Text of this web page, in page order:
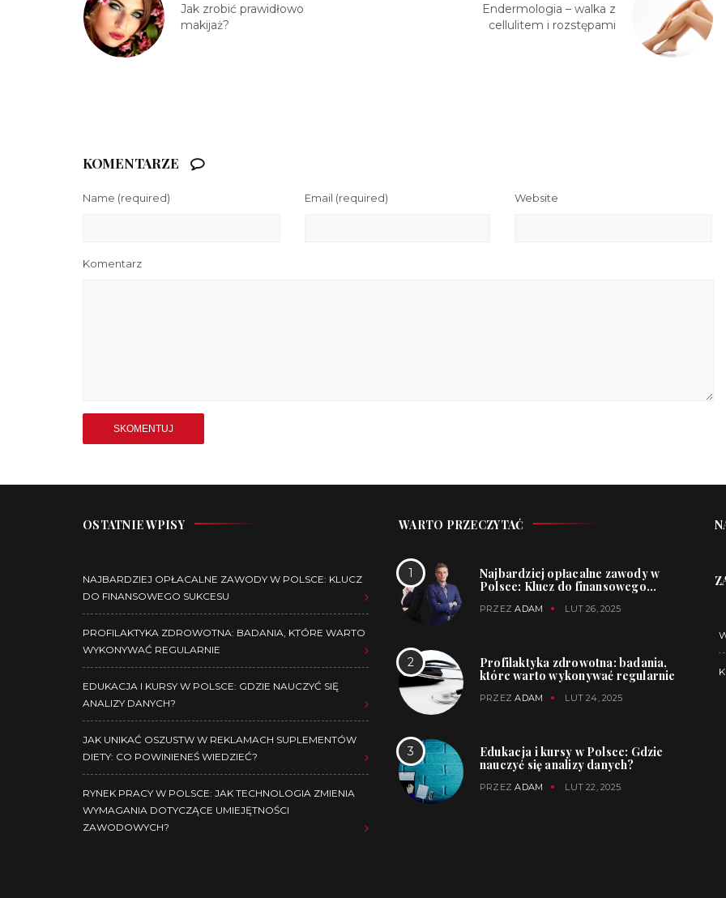
Jak zrobić prawidłowo
makijaż?
Endermologia – walka z
cellulitem i rozstępami
KOMENTARZE
Name (required) Email (required) Website
Komentarz
OSTATNIE WPISY
NAJBARDZIEJ OPŁACALNE ZAWODY W POLSCE: KLUCZ
DO FINANSOWEGO SUKCESU
PROFILAKTYKA ZDROWOTNA: BADANIA, KTÓRE WARTO
WYKONYWAĆ REGULARNIE
EDUKACJA I KURSY W POLSCE: GDZIE NAUCZYĆ SIĘ
ANALIZY DANYCH?
JAK UNIKAĆ OSZUSTW W REKLAMACH SUPLEMENTÓW
DIETY: CO POWINIENEŚ WIEDZIEĆ?
RYNEK PRACY W POLSCE: JAK TECHNOLOGIA ZMIENIA
WYMAGANIA DOTYCZĄCE UMIEJĘTNOŚCI
ZAWODOWYCH?
WARTO PRZECZYTAĆ
Najbardziej opłacalne zawody w
Polsce: Klucz do finansowego
PRZEZADAM LUT 26, 2025
Profilaktyka zdrowotna: badania,
które warto wykonywać regularnie
PRZEZADAM LUT 24, 2025
Edukacja i kursy w Polsce: Gdzie
nauczyć się analizy danych?
PRZEZADAM LUT 22, 2025